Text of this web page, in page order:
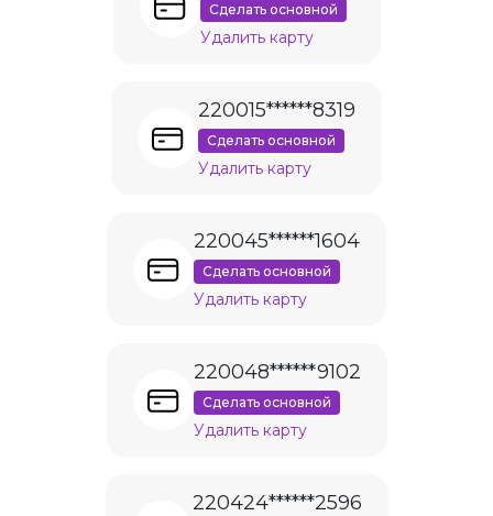
Сделать основной
Удалить карту
220015******8319
Сделать основной
Удалить карту
220045******1604
Сделать основной
Удалить карту
220048******9102
Сделать основной
Удалить карту
220424******2596